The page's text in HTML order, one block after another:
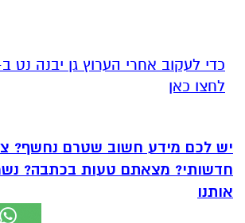
לחצו כאן
יש לכם מידע חשוב שטרם נחשף?
חדשותי? מצאתם טעות בכתבה?
אותנו